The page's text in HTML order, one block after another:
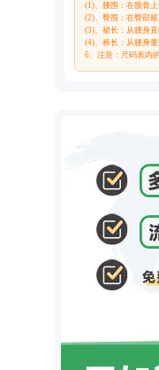
(1)、腰围：在髋骨
(2)、臀围：在臀部最
(3)、裙长：从腰身直
(4)、裤长：从腰身量
6、注意：尺码表内